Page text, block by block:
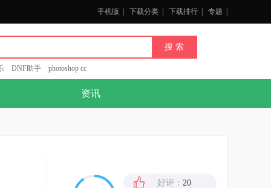
手机版 下载分类 下载排行 专题
DNF助手 photoshop cc
资讯
好评： 20